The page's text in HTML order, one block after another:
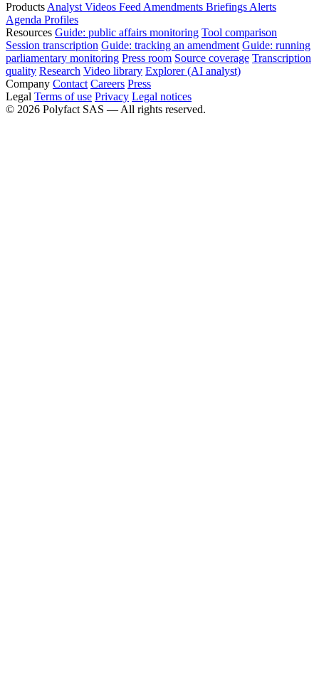
Products Analyst Videos Feed Amendments Briefings Alerts
Agenda Profiles
Resources Guide: public affairs monitoring Tool comparison
Session transcription Guide: tracking an amendment Guide: running
parliamentary monitoring Press room Source coverage Transcription
quality Research Video library Explorer (AI analyst)
Company Contact Careers Press
Legal Terms of use Privacy Legal notices
© 2026 Polyfact SAS — All rights reserved.